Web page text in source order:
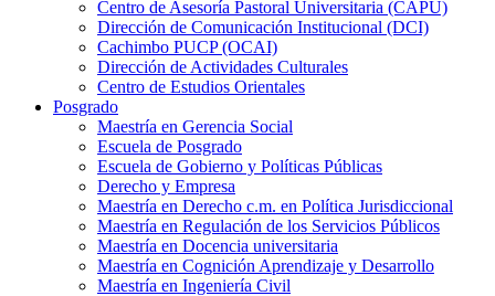
Centro de Asesoría Pastoral Universitaria (CAPU)
Dirección de Comunicación Institucional (DCI)
Cachimbo PUCP (OCAI)
Dirección de Actividades Culturales
Centro de Estudios Orientales
Posgrado
Maestría en Gerencia Social
Escuela de Posgrado
Escuela de Gobierno y Políticas Públicas
Derecho y Empresa
Maestría en Derecho c.m. en Política Jurisdiccional
Maestría en Regulación de los Servicios Públicos
Maestría en Docencia universitaria
Maestría en Cognición Aprendizaje y Desarrollo
Maestría en Ingeniería Civil